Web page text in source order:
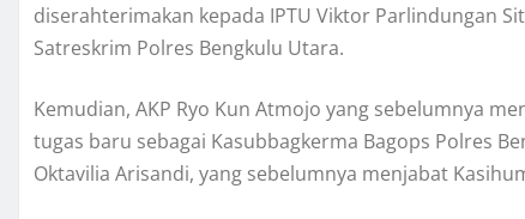
diserahterimakan kepada IPTU Viktor Parlindungan
Satreskrim Polres Bengkulu Utara.
Kemudian, AKP Ryo Kun Atmojo yang sebelumnya
tugas baru sebagai Kasubbagkerma Bagops Polres
Oktavilia Arisandi, yang sebelumnya menjabat